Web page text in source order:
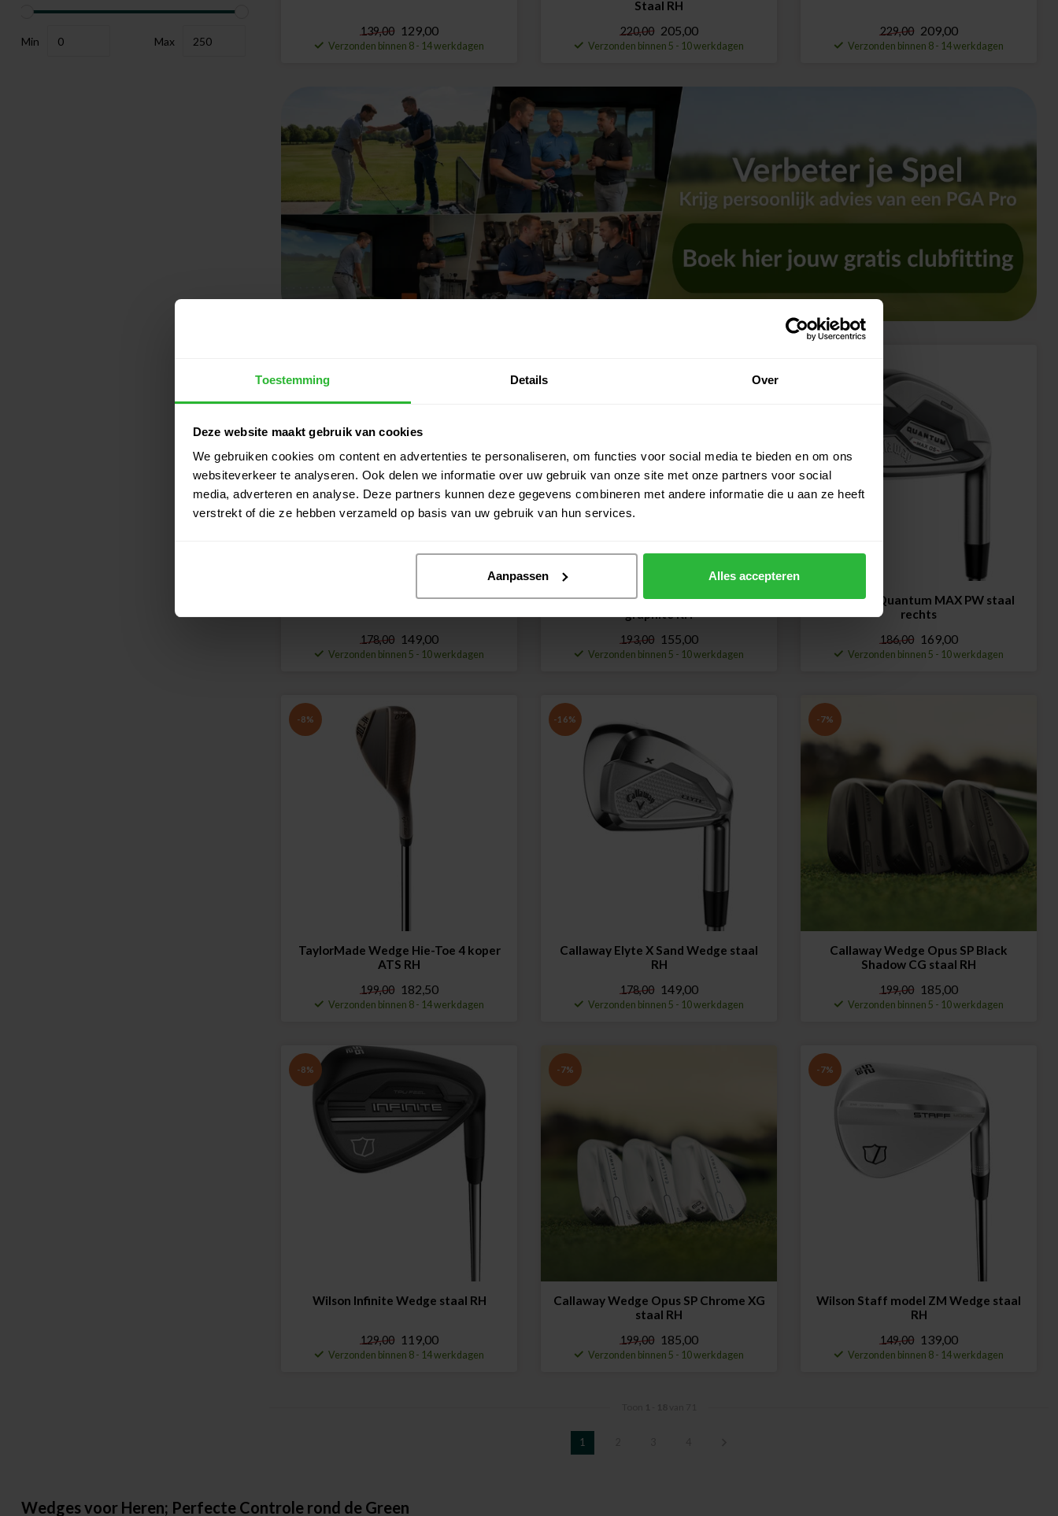
Toestemming Details Over
Deze website maakt gebruik van cookies
We gebruiken cookies om content en advertenties te personaliseren, om functies voor social media te bieden en om ons
websiteverkeer te analyseren. Ook delen we informatie over uw gebruik van onze site met onze partners voor social
media, adverteren en analyse. Deze partners kunnen deze gegevens combineren met andere informatie die u aan ze heeft
verstrekt of die ze hebben verzameld op basis van uw gebruik van hun services.
Aanpassen Alles accepteren
Min Max
139,00 129,00
Verzonden binnen 8 - 14 werkdagen
Staal RH
220,00 205,00
Verzonden binnen 5 - 10 werkdagen
229,00 209,00
Verzonden binnen 8 - 14 werkdagen
Callaway Elyte X Gap Wedge staal RH
178,00 149,00
Verzonden binnen 5 - 10 werkdagen
Callaway Elyte X Approach Wedge
graphite RH
193,00 155,00
Verzonden binnen 5 - 10 werkdagen
Callaway Quantum MAX PW staal
rechts
186,00 169,00
Verzonden binnen 5 - 10 werkdagen
-8%
TaylorMade Wedge Hie-Toe 4 koper
ATS RH
199,00 182,50
Verzonden binnen 8 - 14 werkdagen
-16%
Callaway Elyte X Sand Wedge staal
RH
178,00 149,00
Verzonden binnen 5 - 10 werkdagen
-7%
Callaway Wedge Opus SP Black
Shadow CG staal RH
199,00 185,00
Verzonden binnen 5 - 10 werkdagen
-8%
Wilson Infinite Wedge staal RH
129,00 119,00
Verzonden binnen 8 - 14 werkdagen
-7%
Callaway Wedge Opus SP Chrome XG
staal RH
199,00 185,00
Verzonden binnen 5 - 10 werkdagen
-7%
Wilson Staff model ZM Wedge staal
RH
149,00 139,00
Verzonden binnen 8 - 14 werkdagen
1
Wedges voor Heren; Perfecte Controle rond de Green